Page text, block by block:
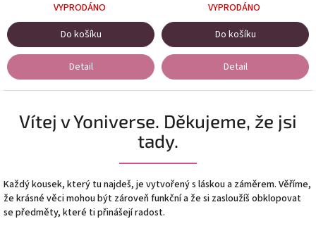
VYPRODÁNO
Do košíku
Detail
VYPRODÁNO
Do košíku
Detail
Vítej v Yoniverse. Děkujeme, že jsi
tady.
Každý kousek, který tu najdeš, je vytvořený s láskou a záměrem. Věříme,
že krásné věci mohou být zároveň funkční a že si zasloužíš obklopovat
se předměty, které ti přinášejí radost.